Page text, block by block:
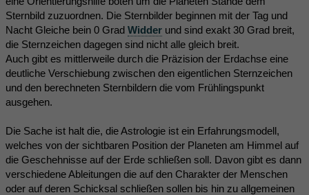
Sternbild zuzuordnen. Die Sternbilder beginnen mit der Tag und
Nacht Gleiche bein 0 Grad Widder und sind exakt 30 Grad breit,
die Sternzeichen dagegen sind nicht alle gleich breit.
Auch gibt es mittlerweile durch die Präzision der Erdachse eine
deutliche Verschiebung zwischen den eigentlichen Sternzeichen
und den berechneten Sternbildern die vom Frühlingspunkt
ausgehen.
Die Sache ist halt die, die Astrologie ist ein Erfahrungsmodell,
welches von der sichtbaren Position der Planeten am Himmel auf
die Geschehnisse auf der Erde schließen soll. Davon gibt es dann
verschiedene Ableitungen die auf den Charakter der Menschen
oder auf deren Schicksal schließen sollen bis hin zu allgemeinen